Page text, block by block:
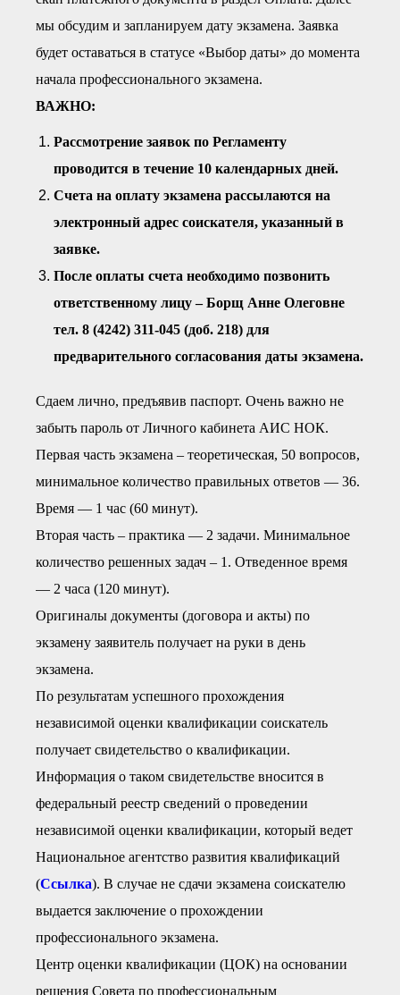
мы обсудим и запланируем дату экзамена. Заявка
будет оставаться в статусе «Выбор даты» до момента
начала профессионального экзамена.
ВАЖНО:
Рассмотрение заявок по Регламенту
проводится в течение 10 календарных дней.
Счета на оплату экзамена рассылаются на
электронный адрес соискателя, указанный в
заявке.
После оплаты счета необходимо позвонить
ответственному лицу – Борщ Анне Олеговне
тел. 8 (4242) 311-045 (доб. 218) для
предварительного согласования даты экзамена.
Сдаем лично, предъявив паспорт. Очень важно не
забыть пароль от Личного кабинета АИС НОК.
Первая часть экзамена – теоретическая, 50 вопросов,
минимальное количество правильных ответов — 36.
Время — 1 час (60 минут).
Вторая часть – практика — 2 задачи. Минимальное
количество решенных задач – 1. Отведенное время
— 2 часа (120 минут).
Оригиналы документы (договора и акты) по
экзамену заявитель получает на руки в день
экзамена.
По результатам успешного прохождения
независимой оценки квалификации соискатель
получает свидетельство о квалификации.
Информация о таком свидетельстве вносится в
федеральный реестр сведений о проведении
независимой оценки квалификации, который ведет
Национальное агентство развития квалификаций
(Ссылка). В случае не сдачи экзамена соискателю
выдается заключение о прохождении
профессионального экзамена.
Центр оценки квалификации (ЦОК) на основании
решения Совета по профессиональным